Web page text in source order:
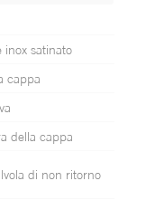
inox satinato
cappa
della cappa
di non ritorno